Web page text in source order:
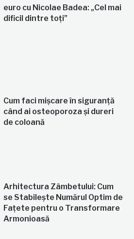
euro cu Nicolae Badea: „Cel mai
dificil dintre toți”
Cum faci mișcare în siguranță
când ai osteoporoza și dureri
de coloană
Arhitectura Zâmbetului: Cum
se Stabilește Numărul Optim de
Fațete pentru o Transformare
Armonioasă